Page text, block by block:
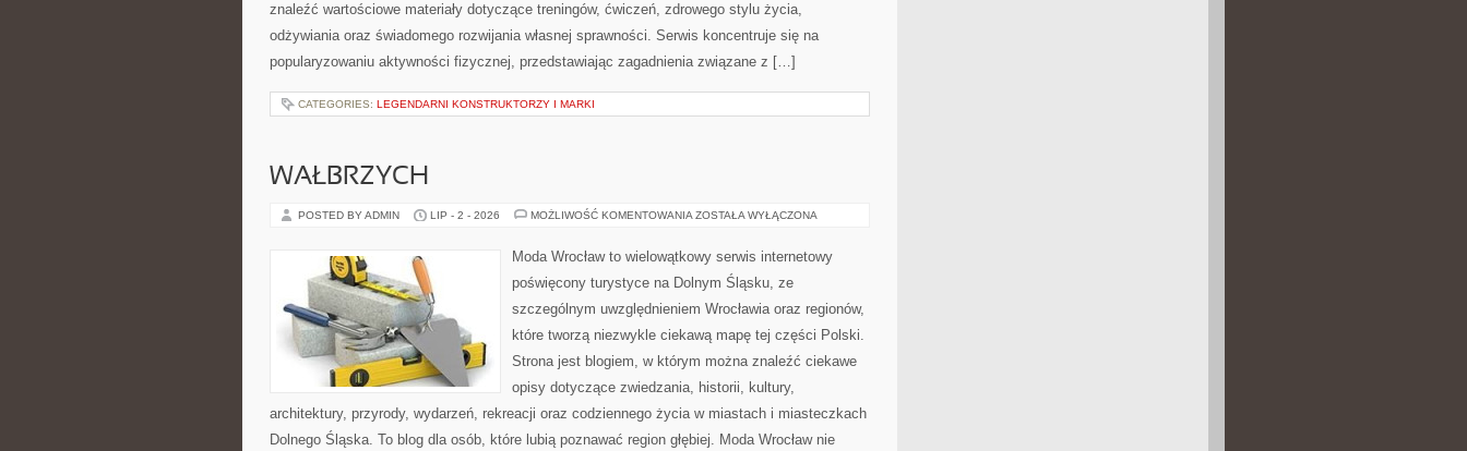
znaleźć wartościowe materiały dotyczące treningów, ćwiczeń, zdrowego stylu życia,
odżywiania oraz świadomego rozwijania własnej sprawności. Serwis koncentruje się na
popularyzowaniu aktywności fizycznej, przedstawiając zagadnienia związane z […]
CATEGORIES: LEGENDARNI KONSTRUKTORZY I MARKI
WAŁBRZYCH
POSTED BY ADMIN LIP - 2 - 2026 MOŻLIWOŚĆ KOMENTOWANIA WAŁBRZYCH
ZOSTAŁA WYŁĄCZONA
Moda Wrocław to wielowątkowy serwis internetowy
poświęcony turystyce na Dolnym Śląsku, ze
szczególnym uwzględnieniem Wrocławia oraz regionów,
które tworzą niezwykle ciekawą mapę tej części Polski.
Strona jest blogiem, w którym można znaleźć ciekawe
opisy dotyczące zwiedzania, historii, kultury,
architektury, przyrody, wydarzeń, rekreacji oraz codziennego życia w miastach i miasteczkach
Dolnego Śląska. To blog dla osób, które lubią poznawać region głębiej. Moda Wrocław nie